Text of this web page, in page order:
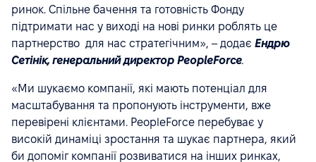
ринок. Спільне бачення та готовність Фонду
підтримати нас у виході на нові ринки роблять це
партнерство для нас стратегічним», – додає Ендрю
Сетінік, генеральний директор PeopleForce.
«Ми шукаємо компанії, які мають потенціал для
масштабування та пропонують інструменти, вже
перевірені клієнтами. PeopleForce перебуває у
високій динаміці зростання та шукає партнера, який
би допоміг компанії розвиватися на інших ринках,